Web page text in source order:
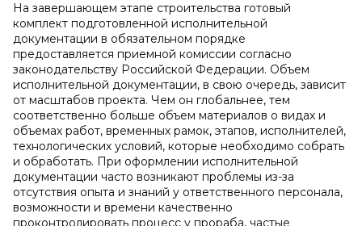
На завершающем этапе строительства готовый
комплект подготовленной исполнительной
документации в обязательном порядке
предоставляется приемной комиссии согласно
законодательству Российской Федерации. Объем
исполнительной документации, в свою очередь, зависит
от масштабов проекта. Чем он глобальнее, тем
соответственно больше объем материалов о видах и
объемах работ, временных рамок, этапов, исполнителей,
технологических условий, которые необходимо собрать
и обработать. При оформлении исполнительной
документации часто возникают проблемы из-за
отсутствия опыта и знаний у ответственного персонала,
возможности и времени качественно
проконтролировать процесс у прораба, частые